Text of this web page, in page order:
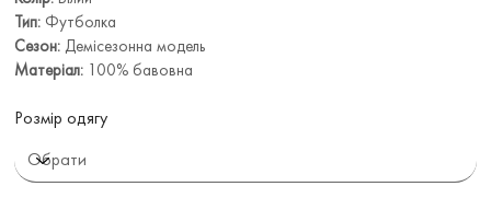
Тип: Футболка
Сезон: Демісезонна модель
Матеріал: 100% бавовна
Розмір одягу